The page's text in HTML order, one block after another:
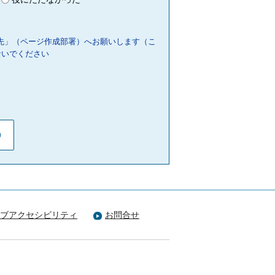
（ページ作成部署）へお願いします（こ
でください
アクセシビリティ お問合せ